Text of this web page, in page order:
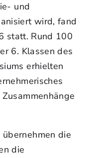
und
wird, fand
statt. Rund 100
6. Klassen des
erhielten
die
die